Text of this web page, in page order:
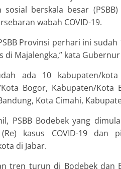
sosial berskala besar
wabah COVID-19.
Provinsi perhari ini
di Majalengka,” kata
ada 10 kabupaten/
Bogor, Kabupaten/Kota
Kota Cimahi,
PSBB Bodebek yang
kasus COVID-19
di Jabar.
tren turun di Bodebek